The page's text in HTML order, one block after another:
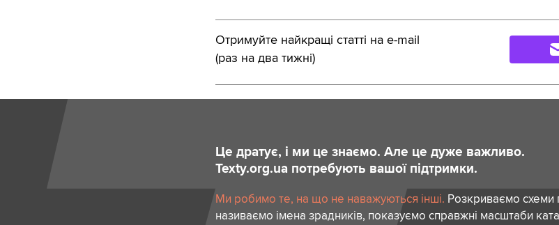
Отримуйте найкращі статті на e-mail
(раз на два тижні)
Це дратує, і ми це знаємо. Але це дуже важливо.
Texty.org.ua потребують вашої підтримки.
Ми робимо те, на що не наважуються інші. Розкриваємо схеми
називаємо імена зрадників, показуємо справжні масштаби